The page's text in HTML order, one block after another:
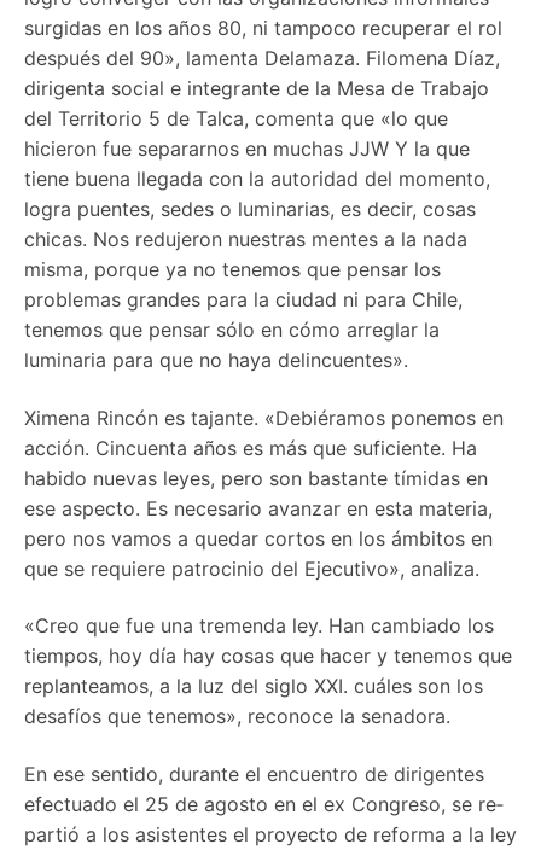
surgidas en los años 80, ni tampoco recuperar el rol
después del 90», lamenta Delamaza. Filomena Díaz,
dirigenta social e integrante de la Mesa de Trabajo
del Territorio 5 de Talca, comenta que «lo que
hicieron fue separarnos en muchas JJW Y la que
tiene buena llegada con la autoridad del momento,
logra puentes, sedes o luminarias, es decir, cosas
chicas. Nos redujeron nuestras mentes a la nada
misma, porque ya no tenemos que pensar los
problemas grandes para la ciudad ni para Chile,
tenemos que pensar sólo en cómo arreglar la
luminaria para que no haya delincuentes».
Ximena Rincón es tajante. «Debiéramos ponemos en
acción. Cincuenta años es más que suficiente. Ha
habido nuevas leyes, pero son bastante tímidas en
ese aspecto. Es necesario avanzar en esta materia,
pero nos vamos a quedar cortos en los ámbitos en
que se requiere patrocinio del Ejecutivo», analiza.
«Creo que fue una tremenda ley. Han cambiado los
tiempos, hoy día hay cosas que hacer y tenemos que
replanteamos, a la luz del siglo XXI. cuáles son los
desafíos que te­nemos», reconoce la senadora.
En ese sentido, durante el encuen­tro de dirigentes
efectuado el 25 de agosto en el ex Congreso, se re­
partió a los asistentes el proyecto de reforma a la ley